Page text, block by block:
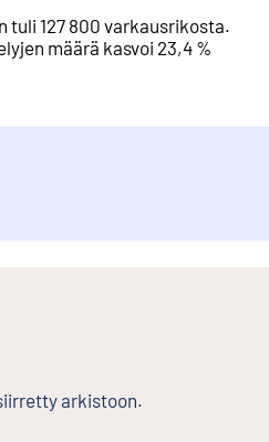
tuli 127 800 varkausrikosta.
määrä kasvoi 23,4 %
arkistoon.